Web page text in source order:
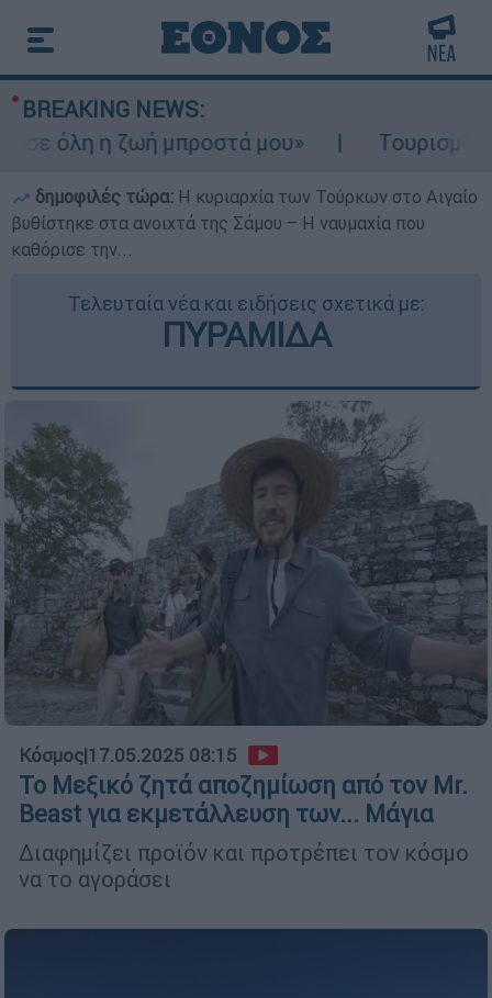
BREAKING NEWS:
η ζωή μπροστά μου»
Τουρισμός για
δημοφιλές τώρα: Η κυριαρχία των Τούρκων στο Αιγαίο
βυθίστηκε στα ανοιχτά της Σάμου – Η ναυμαχία που
καθόρισε την...
Τελευταία νέα και ειδήσεις σχετικά με:
ΠΥΡΑΜΙΔΑ
Κόσμος|17.05.2025 08:15
Το Μεξικό ζητά αποζημίωση από τον Mr.
Beast για εκμετάλλευση των... Μάγια
Διαφημίζει προϊόν και προτρέπει τον κόσμο
να το αγοράσει